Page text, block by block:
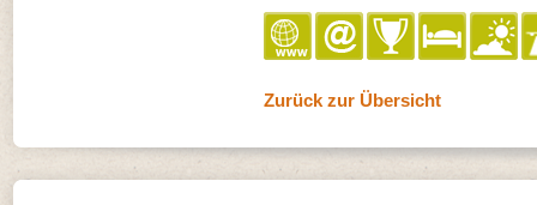
Zurück zur Übersicht